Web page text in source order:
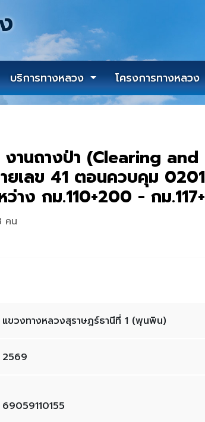
บริการทางหลวง โครงการทางหลวง
งานถางป่า (Clearing and
ยเลข 41 ตอนควบคุม
าง กม.110+200 - กม
คน
แขวงทางหลวงสุราษฎร์ธานีที่ 1 (พุนพิน)
2569
69059110155